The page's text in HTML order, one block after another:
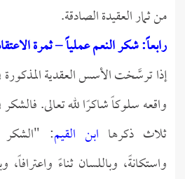
من ثمار العقيدة الصادقة.
رابعاً: شكر النعم عملياً – ثمرة
إذا ترسَّخت الأسس العقدية
واقعه سلوكاً شاكرًا لله تعالى.
ثلاث ذكرها ابن القيم:
واستكانةً، وباللسان ثناءً واعترافاً،